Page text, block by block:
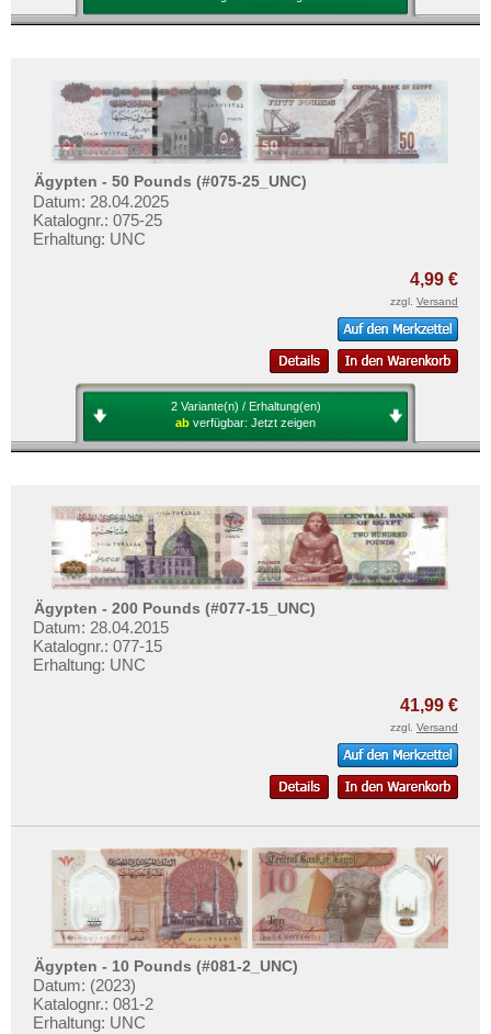
Ägypten - 50 Pounds (#075-25_UNC)
Datum: 28.04.2025
Katalognr.: 075-25
Erhaltung: UNC
4,99 €
zzgl. Versand
2 Variante(n) / Erhaltung(en)
ab verfügbar: Jetzt zeigen
Ägypten - 200 Pounds (#077-15_UNC)
Datum: 28.04.2015
Katalognr.: 077-15
Erhaltung: UNC
41,99 €
zzgl. Versand
Ägypten - 10 Pounds (#081-2_UNC)
Datum: (2023)
Katalognr.: 081-2
Erhaltung: UNC